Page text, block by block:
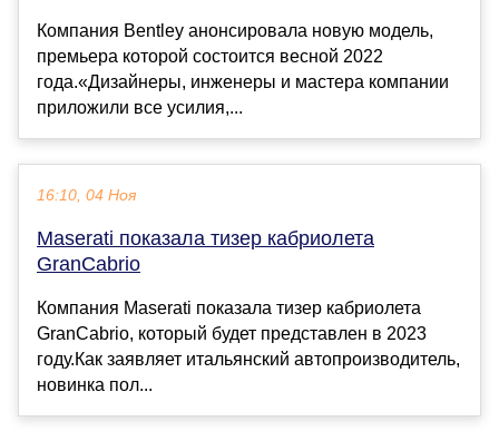
Компания Bentley анонсировала новую модель,
премьера которой состоится весной 2022
года.«Дизайнеры, инженеры и мастера компании
приложили все усилия,...
16:10, 04 Ноя
Maserati показала тизер кабриолета
GranCabrio
Компания Maserati показала тизер кабриолета
GranCabrio, который будет представлен в 2023
году.Как заявляет итальянский автопроизводитель,
новинка пол...